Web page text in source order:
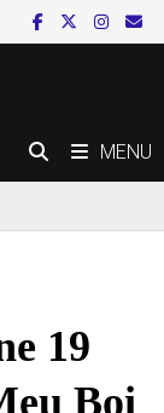
MENU
19
Boi